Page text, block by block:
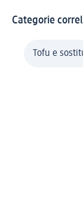
Categorie
Tofu e